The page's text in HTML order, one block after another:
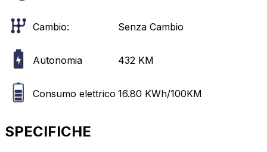
Cambio: Senza Cambio
Autonomia 432 KM
Consumo elettrico 16.80 KWh/100KM
SPECIFICHE